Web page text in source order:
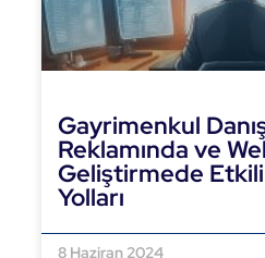
Gayrimenkul
Reklamında ve
Geliştirmede Etkili
Yolları
8 Haziran 2024